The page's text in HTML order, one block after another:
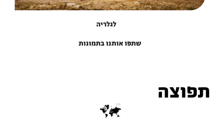
לגלריה
שתפו אותנו בתמונות
תפוצה